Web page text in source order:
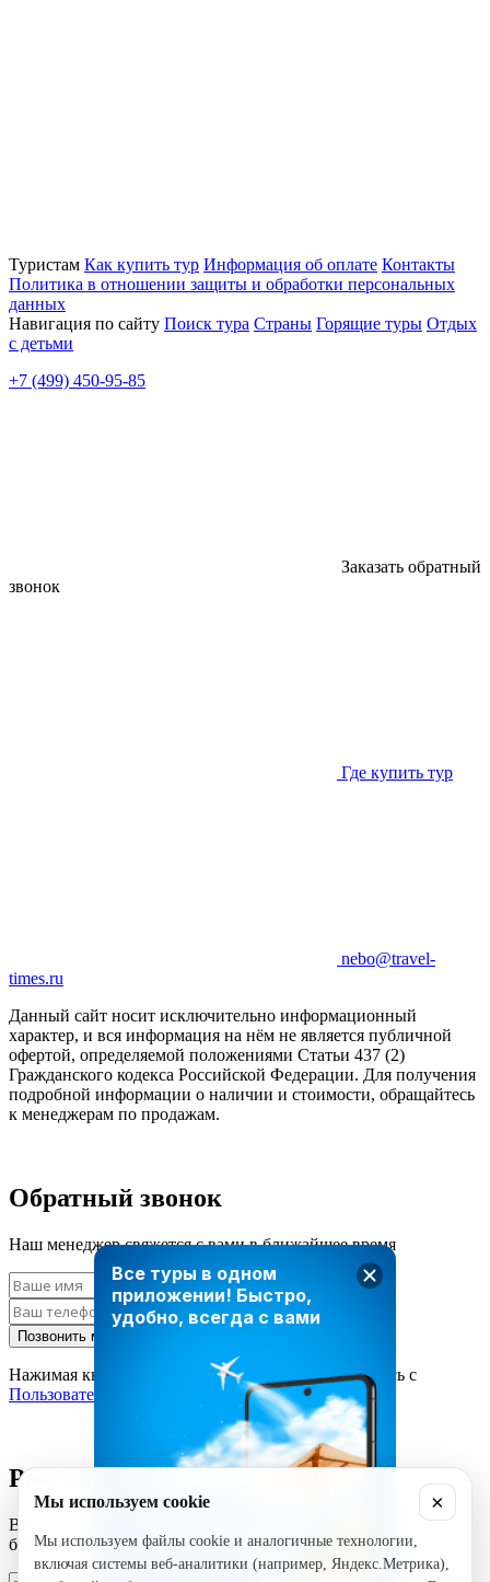
Все туры в одном
приложении! Быстро,
удобно, всегда с вами
Туристам Как купить тур Информация об оплате Контакты
Политика в отношении защиты и обработки персональных
данных
Навигация по сайту Поиск тура Страны Горящие туры Отдых
с детьми
+7 (499) 450-95-85
Заказать обратный
звонок
Где купить тур
nebo@travel-
times.ru
Данный сайт носит исключительно информационный
характер, и вся информация на нём не является публичной
офертой, определяемой положениями Статьи 437 (2)
Гражданского кодекса Российской Федерации. Для получения
подробной информации о наличии и стоимости, обращайтесь
к менеджерам по продажам.
Обратный звонок
Наш менеджер свяжется с вами в ближайшее время
Позвонить мне
Нажимая кнопку «Позвонить мне», вы соглашаетесь с
Пользовательским соглашением
Рассчитать стоимость тура
Введите ваши данные и наш менеджер свяжется с вами в
ближайшее время
Мы используем cookie ×
Мы используем файлы cookie и аналогичные технологии,
включая системы веб-аналитики (например, Яндекс.Метрика),